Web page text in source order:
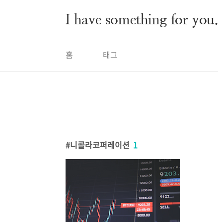
I have something for you.
홈 태그
니콜라코퍼레이션 1